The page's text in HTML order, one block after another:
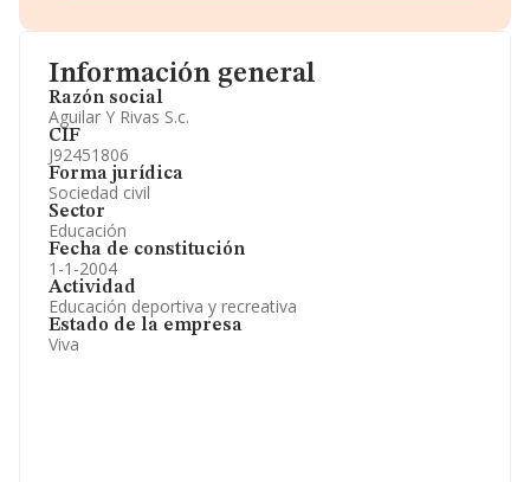
Información general
Razón social
Aguilar Y Rivas S.c.
CIF
J92451806
Forma jurídica
Sociedad civil
Sector
Educación
Fecha de constitución
1-1-2004
Actividad
Educación deportiva y recreativa
Estado de la empresa
Viva
Información oficial y registral complementaria.